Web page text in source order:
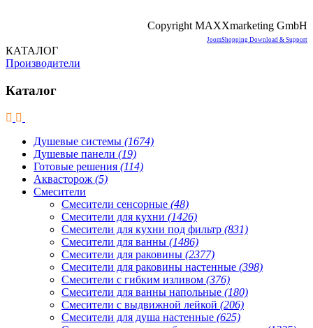
Copyright MAXXmarketing GmbH
JoomShopping Download & Support
КАТАЛОГ
Производители
Каталог
Душевые системы (1674)
Душевые панели (19)
Готовые решения (114)
Аквасторож (5)
Смесители
Смесители сенсорные (48)
Смесители для кухни (1426)
Смесители для кухни под фильтр (831)
Смесители для ванны (1486)
Смесители для раковины (2377)
Смесители для раковины настенные (398)
Смесители с гибким изливом (376)
Смесители для ванны напольные (180)
Смесители с выдвижной лейкой (206)
Смесители для душа настенные (625)